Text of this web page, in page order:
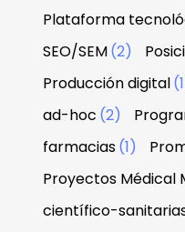
Plataforma
SEO/SEM(2)
Producción digital
ad-hoc (2)
farmacias(1)
Proyectos Médical
científico-